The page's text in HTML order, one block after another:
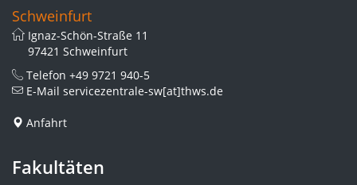
Schweinfurt
Ignaz-Schön-Straße 11
97421 Schweinfurt
Telefon +49 9721 940-5
E-Mail servicezentrale-sw[at]thws.de
Anfahrt
Fakultäten